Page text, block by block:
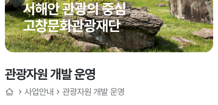
서해안 관광의 중심
고창문화관광재단
관광자원 개발 운영
사업안내 관광자원 개발 운영